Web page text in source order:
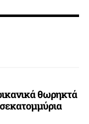
θωρηκτά